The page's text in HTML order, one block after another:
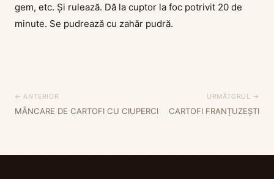
gem, etc. Și rulează. Dă la cuptor la foc potrivit 20 de
minute. Se pudrează cu zahăr pudră.
← ANTERIOR
MÂNCARE DE CARTOFI CU CIUPERCI
URMĂTORUL →
CARTOFI FRANȚUZEȘTI